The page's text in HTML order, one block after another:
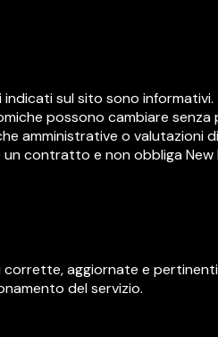
indicati sul sito sono informativi.
possono cambiare senza
amministrative o valutazioni
contratto e non obbliga
aggiornate e
del servizio.